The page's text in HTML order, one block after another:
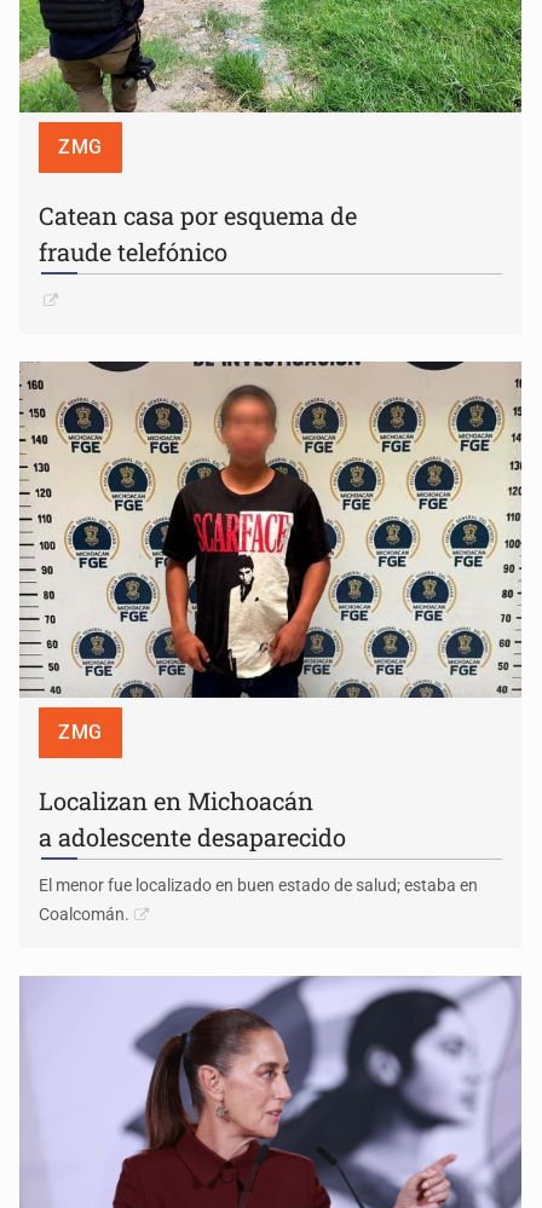
ZMG
Catean casa por esquema de
fraude telefónico
ZMG
Localizan en Michoacán
a adolescente desaparecido
El menor fue localizado en buen estado de salud; estaba en
Coalcomán.